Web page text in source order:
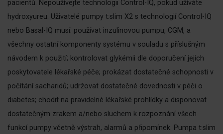
pacientů. Nepoužívejte technologii Control-IQ, pokud užíváte
hydroxyureu. Uživatelé pumpy t:slim X2 s technologií Control-IQ
nebo Basal-IQ musí: používat inzulinovou pumpu, CGM, a
všechny ostatní komponenty systému v souladu s příslušným
návodem k použití; kontrolovat glykémii dle doporučení jejich
poskytovatele lékařské péče; prokázat dostatečné schopnosti v
počítání sacharidů; udržovat dostatečné dovednosti v péči o
diabetes; chodit na pravidelné lékařské prohlídky a disponovat
dostatečným zrakem a/nebo sluchem k rozpoznání všech
funkcí pumpy včetně výstrah, alarmů a připomínek. Pumpa t:slim